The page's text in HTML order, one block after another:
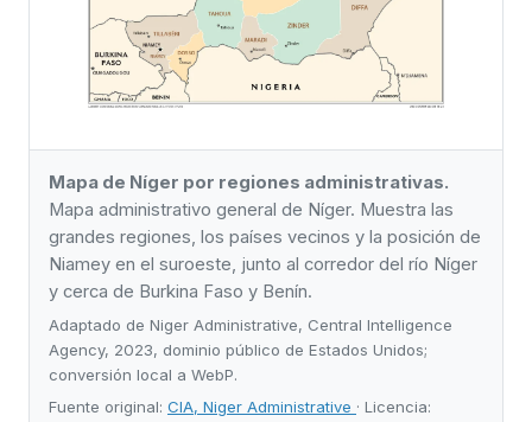
Mapa de Níger por regiones administrativas.
Mapa administrativo general de Níger. Muestra las
grandes regiones, los países vecinos y la posición de
Niamey en el suroeste, junto al corredor del río Níger
y cerca de Burkina Faso y Benín.
Adaptado de Niger Administrative, Central Intelligence
Agency, 2023, dominio público de Estados Unidos;
conversión local a WebP.
Fuente original: CIA, Niger Administrative · Licencia: